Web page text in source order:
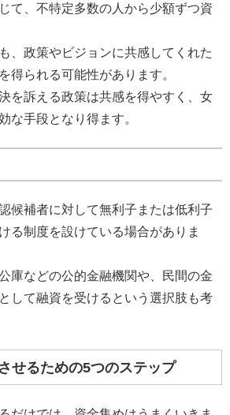
て、不特定多数の人から少額ずつ資
、政策やビジョンに共感してくれた
得られる可能性があります。
を訴える政策は共感を得やすく、女
な手段となり得ます。
候補者に対して無利子または低利子
る制度を設けている場合がありま
庫などの公的金融機関や、民間の金
して融資を受けるという選択肢も考
せるための5つのステップ